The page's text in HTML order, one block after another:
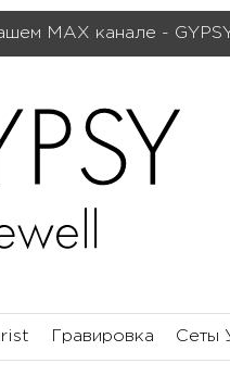
МАХ канале -
Гравировка Сеты